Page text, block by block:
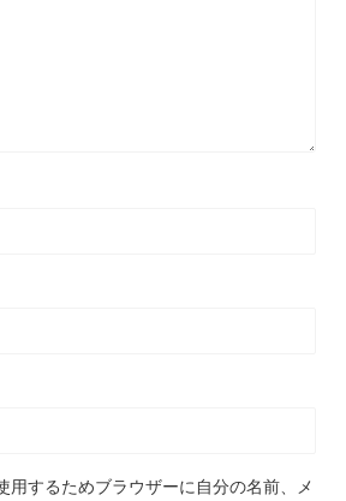
用するためブラウザーに自分の名前、メ